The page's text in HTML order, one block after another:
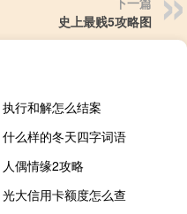
史上最贱5攻略图
执行和解怎么结案
什么样的冬天四字词语
人偶情缘2攻略
光大信用卡额度怎么查